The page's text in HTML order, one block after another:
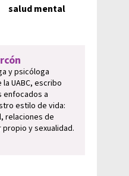
salud mental
y psicóloga
UABC, escribo
enfocados a
estilo de vida:
relaciones de
y sexualidad.